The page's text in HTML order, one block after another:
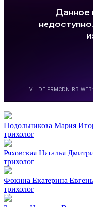
Подольникова Мария
трихолог
Ряховская Наталья
трихолог
Фокина Екатерина
трихолог